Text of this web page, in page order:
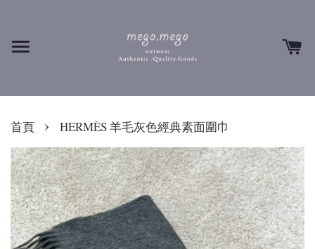
首頁 › HERMÈS 羊毛灰色經典素面圍巾